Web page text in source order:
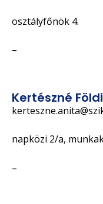
osztályfőnök 4.
–
Kertészné
napközi 2/a,
–